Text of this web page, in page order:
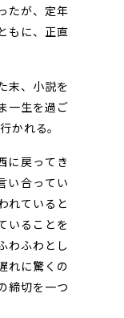
たが、定年
もに、正直
末、小説を
一生を過ご
かれる。
に戻ってき
い合ってい
れていると
いることを
わふわとし
れに驚くの
締切を一つ